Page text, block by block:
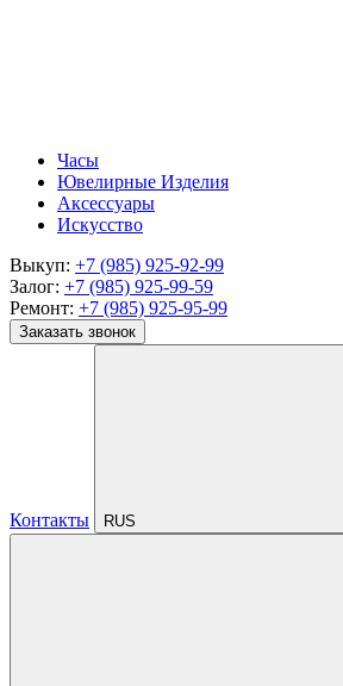
Часы
Ювелирные Изделия
Аксессуары
Искусство
Выкуп: +7 (985) 925-92-99
Залог: +7 (985) 925-99-59
Ремонт: +7 (985) 925-95-99
Заказать звонок
Контакты RUS